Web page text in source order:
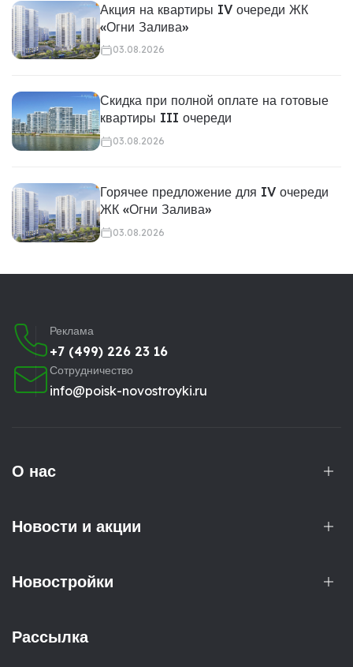
Акция на квартиры IV очереди ЖК
«Огни Залива»
03.08.2026
Скидка при полной оплате на готовые
квартиры III очереди
03.08.2026
Горячее предложение для IV очереди
ЖК «Огни Залива»
03.08.2026
Реклама
+7 (499) 226 23 16
Сотрудничество
info@poisk-novostroyki.ru
О нас
Новости и акции
Новостройки
Рассылка